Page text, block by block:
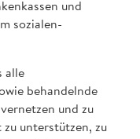
und
sozialen-
alle
behandelnde
und zu
unterstützen, zu